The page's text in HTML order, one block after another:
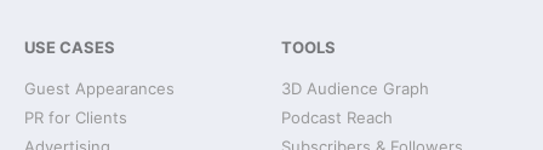
USE CASES
Guest Appearances
PR for Clients
TOOLS
3D Audience Graph
Podcast Reach